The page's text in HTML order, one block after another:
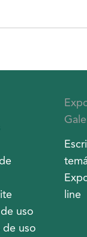
uso
de uso
line